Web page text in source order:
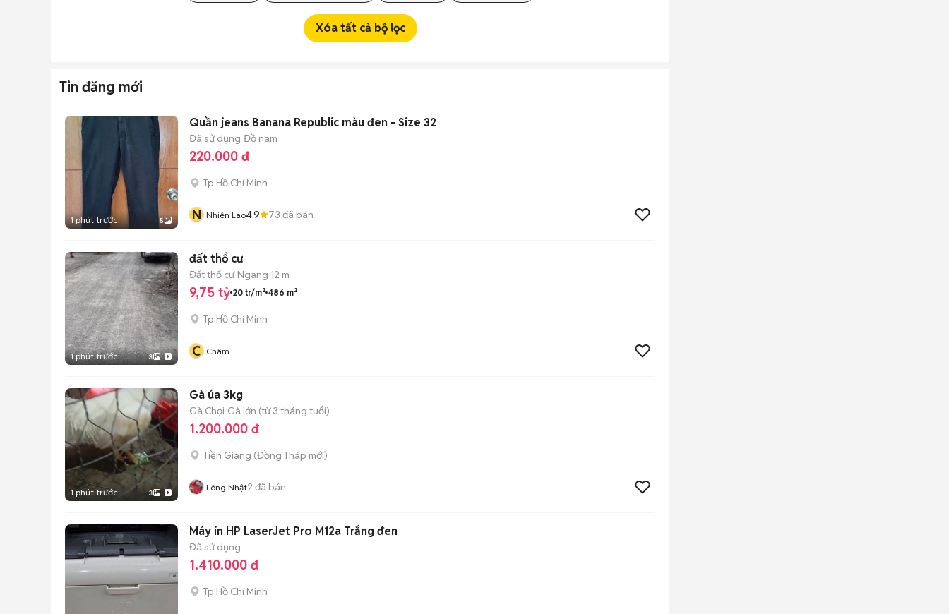
Xóa tất cả bộ lọc
Tin đăng mới
1 phút trước 5
Quần jeans Banana Republic màu đen - Size 32
Đã sử dụng Đồ nam
220.000 đ
Tp Hồ Chí Minh
N Nhiên Lao4.9 73 đã bán
1 phút trước 3
đất thổ cư
Đất thổ cư Ngang 12 m
9,75 tỷ 20 tr/m² 486 m²
Tp Hồ Chí Minh
C Châm
1 phút trước 3
Gà úa 3kg
Gà Chọi Gà lớn (từ 3 tháng tuổi)
1.200.000 đ
Tiền Giang (Đồng Tháp mới)
Lông Nhật2 đã bán
Máy in HP LaserJet Pro M12a Trắng đen
Đã sử dụng
1.410.000 đ
Tp Hồ Chí Minh